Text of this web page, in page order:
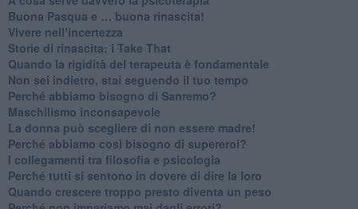
​Buona Pasqua e … buona rinascita!
​Vivere nell’incertezza
​Storie di rinascita: i Take That
​Quando la rigidità del terapeuta è fondamentale
​Non sei indietro, stai seguendo il tuo tempo
​Perché abbiamo bisogno di Sanremo?
​Maschilismo inconsapevole
​La donna può scegliere di non essere madre!
​Perché abbiamo così bisogno di supereroi?
​I collegamenti tra filosofia e psicologia
​Perché tutti si sentono in dovere di dire la loro
​Quando crescere troppo presto diventa un peso